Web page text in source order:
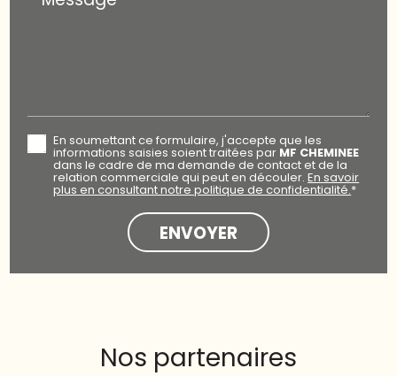
En soumettant ce formulaire, j'accepte que les
informations saisies soient traitées par MF CHEMINEE
dans le cadre de ma demande de contact et de la
relation commerciale qui peut en découler.En savoir
plus en consultant notre politique de confidentialité.*
Nos partenaires